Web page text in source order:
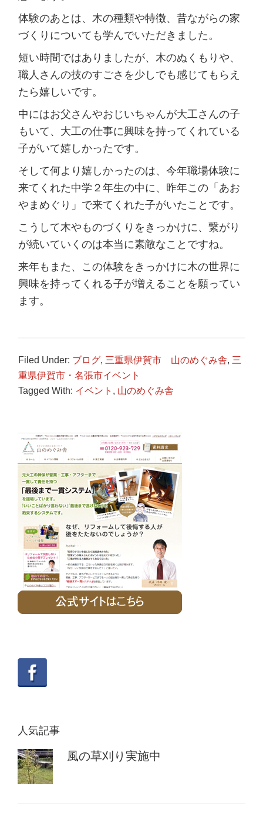
体験のあとは、木の種類や特徴、昔ながらの家
づくりについても学んでいただきました。
短い時間ではありましたが、木のぬくもりや、
職人さんの技のすごさを少しでも感じてもらえ
たら嬉しいです。
中にはお父さんやおじいちゃんが大工さんの子
もいて、大工の仕事に興味を持ってくれている
子がいて嬉しかったです。
そして何より嬉しかったのは、今年職場体験に
来てくれた中学２年生の中に、昨年この「あお
やまめぐり」で来てくれた子がいたことです。
こうして木やものづくりをきっかけに、繋がり
が続いていくのは本当に素敵なことですね。
来年もまた、この体験をきっかけに木の世界に
興味を持ってくれる子が増えることを願ってい
ます。
Filed Under: ブログ, 三重県伊賀市 山のめぐみ舎, 三
重県伊賀市・名張市イベント
Tagged With: イベント , 山のめぐみ舎
Primary
Sidebar
人気記事
風の草刈り実施中